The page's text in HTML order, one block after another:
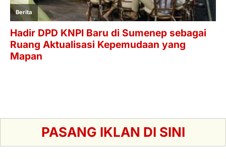
PASANG IKLAN DI SINI